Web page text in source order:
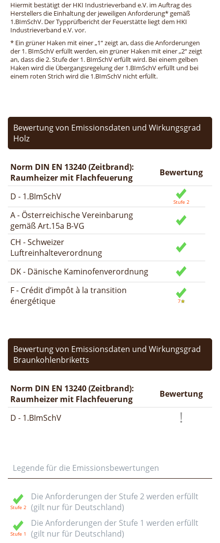
Hiermit bestätigt der HKI Industrieverband e.V. im Auftrag des
Herstellers die Einhaltung der jeweiligen Anforderung* gemäß
1.BImSchV. Der Typprüfbericht der Feuerstätte liegt dem HKI
Industrieverband e.V. vor.
* Ein grüner Haken mit einer „1“ zeigt an, dass die Anforderungen
der 1. BImSchV erfüllt werden, ein grüner Haken mit einer „2“ zeigt
an, dass die 2. Stufe der 1. BImSchV erfüllt wird. Bei einem gelben
Haken wird die Übergangsregelung der 1.BImSchV erfüllt und bei
einem roten Strich wird die 1.BImSchV nicht erfüllt.
Bewertung von Emissionsdaten und Wirkungsgrad
Holz
Norm DIN EN 13240 (Zeitbrand):
Raumheizer mit Flachfeuerung
Bewertung
D - 1.BImSchV
A - Österreichische Vereinbarung
gemäß Art.15a B-VG
CH - Schweizer
Luftreinhalteverordnung
DK - Dänische Kaminofenverordnung
F - Crédit d’impôt à la transition
énergétique
Bewertung von Emissionsdaten und Wirkungsgrad
Braunkohlenbriketts
Norm DIN EN 13240 (Zeitbrand):
Raumheizer mit Flachfeuerung
Bewertung
D - 1.BImSchV
Legende für die Emissionsbewertungen
Die Anforderungen der Stufe 2 werden erfüllt
(gilt nur für Deutschland)
Die Anforderungen der Stufe 1 werden erfüllt
(gilt nur für Deutschland)